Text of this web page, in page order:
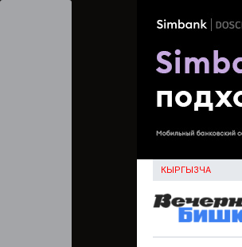
КЫРГЫЗЧА